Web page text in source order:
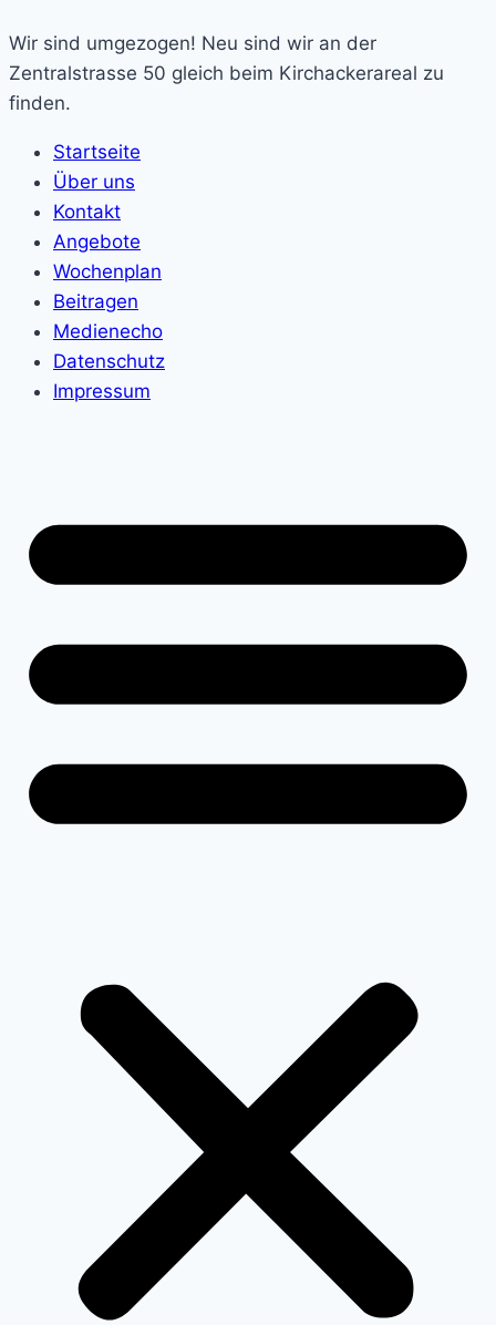
Wir sind umgezogen! Neu sind wir an der
Zentralstrasse 50 gleich beim Kirchackerareal zu
finden.
Startseite
Über uns
Kontakt
Angebote
Wochenplan
Beitragen
Medienecho
Datenschutz
Impressum